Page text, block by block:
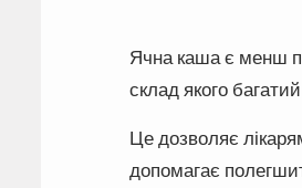
Ячна каша є менш
склад якого
Це дозволяє
допомагає